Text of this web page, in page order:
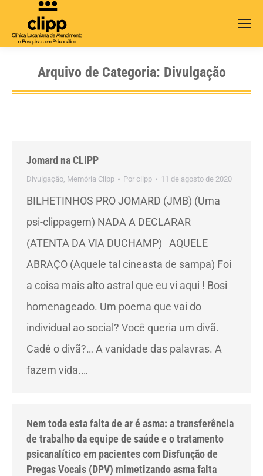
Arquivo de Categoria: Divulgação
Jomard na CLIPP
Divulgação, Memória Clipp Por clipp 11 de agosto de 2020
BILHETINHOS PRO JOMARD (JMB) (Uma
psi-clippagem) NADA A DECLARAR
(ATENTA DA VIA DUCHAMP) AQUELE
ABRAÇO (Aquele tal cineasta de sampa) Foi
a coisa mais alto astral que eu vi aqui ! Bosi
homenageado. Um poema que vai do
individual ao social? Você queria um divã.
Cadê o divã?… A vanidade das palavras. A
fazem vida.…
Nem toda esta falta de ar é asma: a transferência
de trabalho da equipe de saúde e o tratamento
psicanalítico em pacientes com Disfunção de
Pregas Vocais (DPV) mimetizando asma falta